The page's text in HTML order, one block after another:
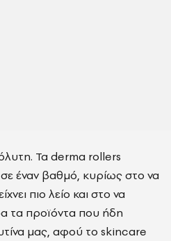
Τα derma rollers
έναν βαθμό, κυρίως στο να
πιο λείο και στο να
τα προϊόντα που ήδη
μας, αφού το skincare